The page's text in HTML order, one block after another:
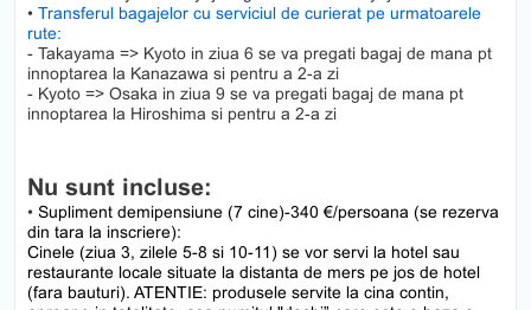
• Transferul bagajelor cu serviciul de curierat pe urmatoarele
rute:
- Takayama => Kyoto in ziua 6 se va pregati bagaj de mana pt
innoptarea la Kanazawa si pentru a 2-a zi
- Kyoto => Osaka in ziua 9 se va pregati bagaj de mana pt
innoptarea la Hiroshima si pentru a 2-a zi
Nu sunt incluse:
• Supliment demipensiune (7 cine)-340 €/persoana (se rezerva
din tara la inscriere):
Cinele (ziua 3, zilele 5-8 si 10-11) se vor servi la hotel sau
restaurante locale situate la distanta de mers pe jos de hotel
(fara bauturi). ATENTIE: produsele servite la cina contin,